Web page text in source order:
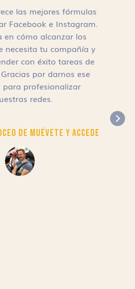
las mejores fórmulas
Facebook e Instagram.
en cómo alcanzar los
necesita tu compañía y
con éxito tareas de
por darnos ese
para profesionalizar
redes.
CEO de Muévete y Accede